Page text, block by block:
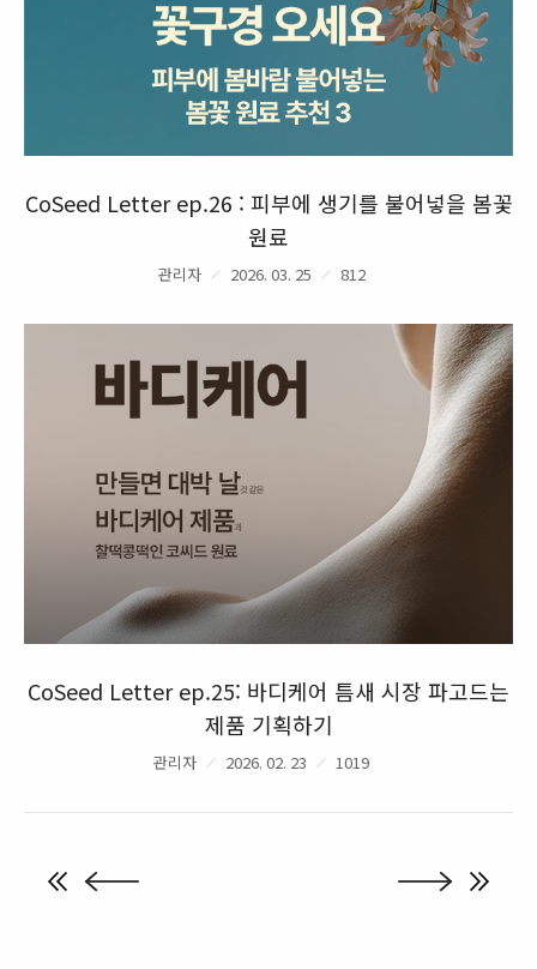
CoSeed Letter ep.26 : 피부에 생기를 불어넣을 봄꽃
원료
관리자 2026. 03. 25 812
CoSeed Letter ep.25: 바디케어 틈새 시장 파고드는
제품 기획하기
관리자 2026. 02. 23 1019